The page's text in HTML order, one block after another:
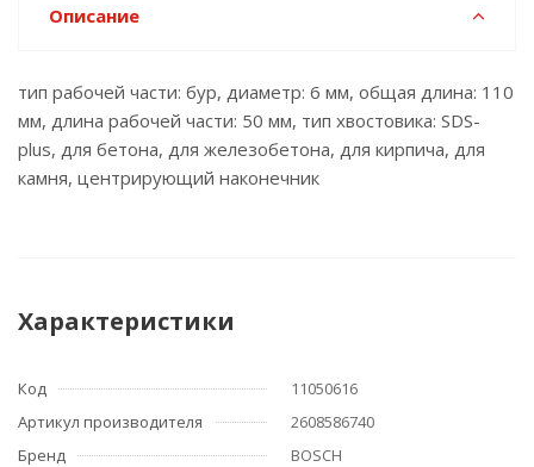
Описание
тип рабочей части: бур, диаметр: 6 мм, общая длина: 110
мм, длина рабочей части: 50 мм, тип хвостовика: SDS-
plus, для бетона, для железобетона, для кирпича, для
камня, центрирующий наконечник
Характеристики
Код
11050616
Артикул производителя
2608586740
Бренд
BOSCH